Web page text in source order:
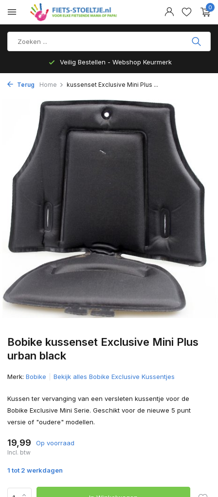
0
Veilig Bestellen - Webshop Keurmerk
Terug Home kussenset Exclusive Mini Plus ...
Bobike kussenset Exclusive Mini Plus
urban black
Merk: Bobike Bekijk alles Bobike Exclusive Kussentjes
Kussen ter vervanging van een versleten kussentje voor de
Bobike Exclusive Mini Serie. Geschikt voor de nieuwe 5 punt
versie of "oudere" modellen.
19,99 Op voorraad
Incl. btw
1 tot 2 werkdagen